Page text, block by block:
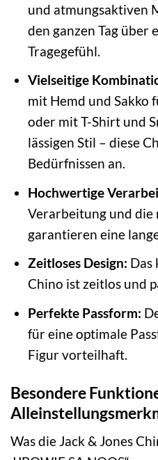
und atmungsaktiven
den ganzen Tag über
Tragegefühl.
Vielseitige
mit Hemd und Sakko
oder mit T-Shirt und
lässigen Stil – diese
Bedürfnissen an.
Hochwertige
Verarbeitung und
garantieren eine
Zeitloses Design: Das
Chino ist zeitlos und
Perfekte Passform:
für eine optimale
Figur vorteilhaft.
Besondere
Was die Jack & Jones